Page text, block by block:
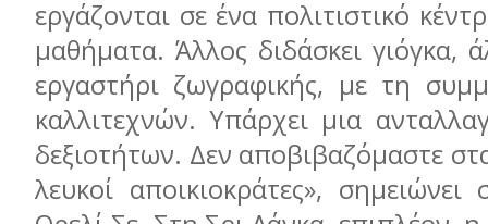
εργάζονται σε ένα πολιτιστικό
μαθήματα. Άλλος διδάσκει γιόγκα,
εργαστήρι ζωγραφικής, με τη
καλλιτεχνών. Υπάρχει μια
δεξιοτήτων. Δεν αποβιβαζόμαστε
λευκοί αποικιοκράτες»,